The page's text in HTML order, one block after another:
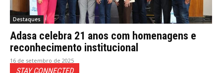
Destaques
Adasa celebra 21 anos com homenagens e
reconhecimento institucional
16 de setembro de 2025
STAY CONNECTED